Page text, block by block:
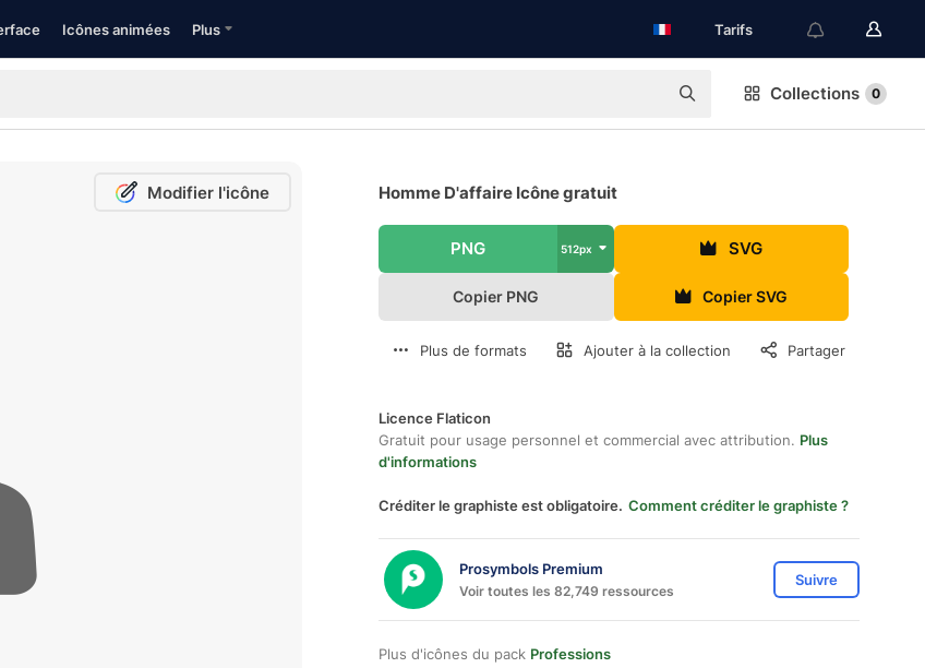
Icônes animées Plus Tarifs
Collections 0
Modifier l'icône Homme D'affaire Icône gratuit
PNG 512px SVG
Copier PNG Copier SVG
Plus de formats Ajouter à la collection Partager
Licence Flaticon
Gratuit pour usage personnel et commercial avec attribution. Plus
d'informations
Créditer le graphiste est obligatoire. Comment créditer le graphiste ?
Prosymbols Premium
Voir toutes les 82,749 ressources
Suivre
Plus d'icônes du pack Professions